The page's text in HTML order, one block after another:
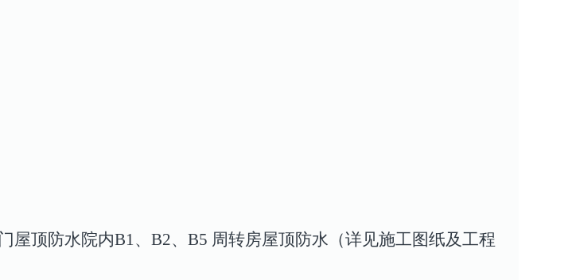
屋顶防水院内B1、B2、B5 周转房屋顶防水（详见施工图纸及工程